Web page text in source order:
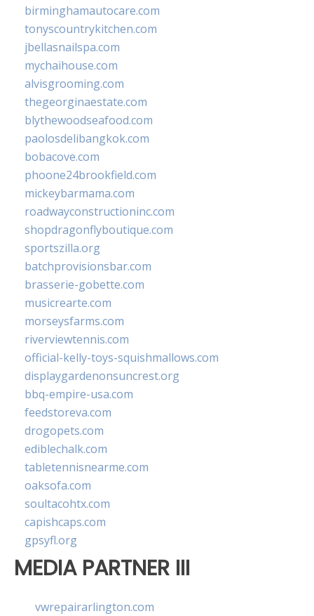
birminghamautocare.com
tonyscountrykitchen.com
jbellasnailspa.com
mychaihouse.com
alvisgrooming.com
thegeorginaestate.com
blythewoodseafood.com
paolosdelibangkok.com
bobacove.com
phoone24brookfield.com
mickeybarmama.com
roadwayconstructioninc.com
shopdragonflyboutique.com
sportszilla.org
batchprovisionsbar.com
brasserie-gobette.com
musicrearte.com
morseysfarms.com
riverviewtennis.com
official-kelly-toys-squishmallows.com
displaygardenonsuncrest.org
bbq-empire-usa.com
feedstoreva.com
drogopets.com
ediblechalk.com
tabletennisnearme.com
oaksofa.com
soultacohtx.com
capishcaps.com
gpsyfl.org
MEDIA PARTNER III
vwrepairarlington.com